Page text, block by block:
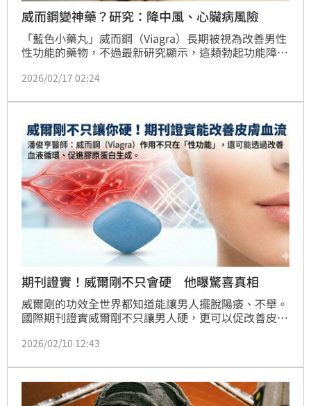
威而鋼變神藥？研究：降中風、心臟病風險
「藍色小藥丸」威而鋼（Viagra）長期被視為改善男性
性功能的藥物，不過最新研究顯示，這類勃起功能障礙
風風險、糖尿病，以及攝護腺相關問題的改善有關，為
2026/02/17 02:24
期刊證實！威爾剛不只會硬 他曝驚喜真相
威爾剛的功效全世界都知道能讓男人擺脫陽痿、不舉。
國際期刊證實威爾剛不只讓男人硬，更可以促改善皮膚
性學權威醫師潘俊亨醫師加碼表示：威爾剛與可以促進
2026/02/10 12:43